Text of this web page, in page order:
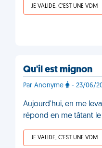
JE VALIDE, C'EST UNE VDM
Qu'il est mignon
Par Anonyme - 23/06/
Aujourd'hui, en me
répond en me tâtant le
JE VALIDE, C'EST UNE VDM